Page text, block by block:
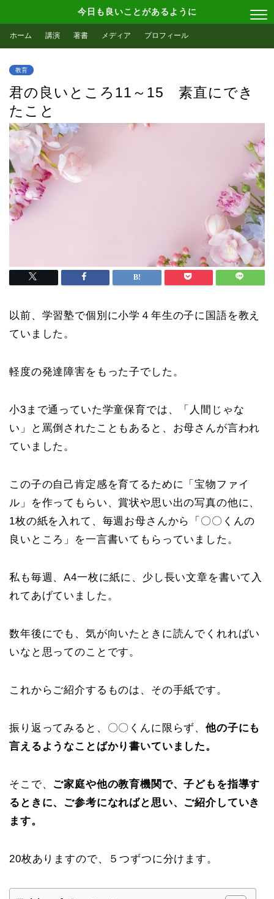
今日も良いことがあるように
ホーム 講演 著書 メディア プロフィール
教育
君の良いところ11～15 素直にでき
たこと
以前、学習塾で個別に小学４年生の子に国語を教え
ていました。
軽度の発達障害をもった子でした。
小3まで通っていた学童保育では、「人間じゃな
い」と罵倒されたこともあると、お母さんが言われ
ていました。
この子の自己肯定感を育てるために「宝物ファイ
ル」を作ってもらい、賞状や思い出の写真の他に、
1枚の紙を入れて、毎週お母さんから「〇〇くんの
良いところ」を一言書いてもらっていました。
私も毎週、A4一枚に紙に、少し長い文章を書いて入
れてあげていました。
数年後にでも、気が向いたときに読んでくれればい
いなと思ってのことです。
これからご紹介するものは、その手紙です。
振り返ってみると、〇〇くんに限らず、他の子にも
言えるようなことばかり書いていました。
そこで、 ご家庭や他の教育機関で、子どもを指導す
るときに、ご参考になればと思い、ご紹介していき
ます。
20枚ありますので、５つずつに分けます。